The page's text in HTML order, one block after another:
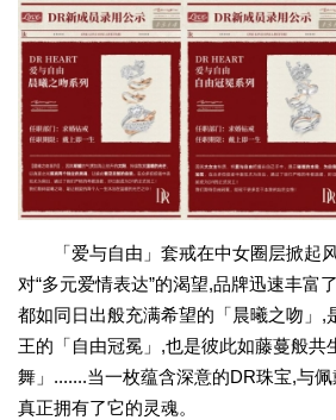
「爱与自由」套戒在中女圈层掀起
对“多元爱情表达”的渴望,品牌迅速丰富
都如同日出般充满希望的「晨曦之吻」,
王的「自由冠冕」,也是彼此如藤蔓般共
舞」.......当一枚蕴含深意的DR珠宝,与
真正拥有了它的灵魂。